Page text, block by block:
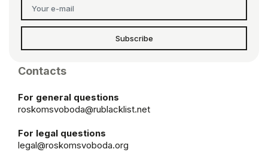
Subscribe
Contacts
For general questions
roskomsvoboda@rublacklist.net
For legal questions
legal@roskomsvoboda.org